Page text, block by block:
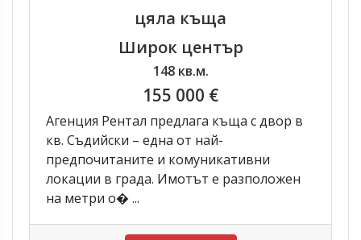
цяла къща
Широк център
148 кв.м.
155 000 €
Агенция Рентал предлага къща с двор в
кв. Съдийски – една от най-
предпочитаните и комуникативни
локации в града. Имотът е разположен
на метри о� ...